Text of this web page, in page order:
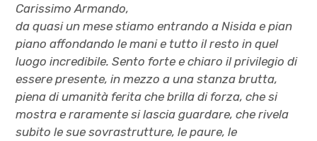
Carissimo Armando,
da quasi un mese stiamo entrando a Nisida e pian
piano affondando le mani e tutto il resto in quel
luogo incredibile. Sento forte e chiaro il privilegio di
essere presente, in mezzo a una stanza brutta,
piena di umanità ferita che brilla di forza, che si
mostra e raramente si lascia guardare, che rivela
subito le sue sovrastrutture, le paure, le